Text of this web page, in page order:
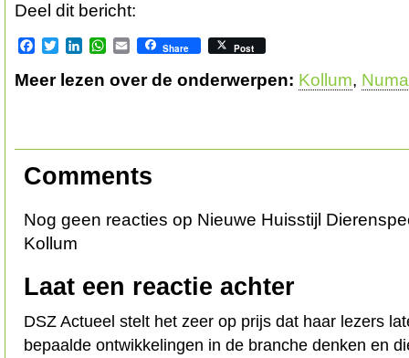
Deel dit bericht:
Facebook
TwitterLinkedInWhatsApp
EmailShare Post
Meer lezen over de onderwerpen: Kollum,
Comments
Nog geen reacties op Nieuwe Huisstijl
Kollum
Laat een reactie achter
DSZ Actueel stelt het zeer op prijs dat haar lezers
bepaalde ontwikkelingen in de branche denken en